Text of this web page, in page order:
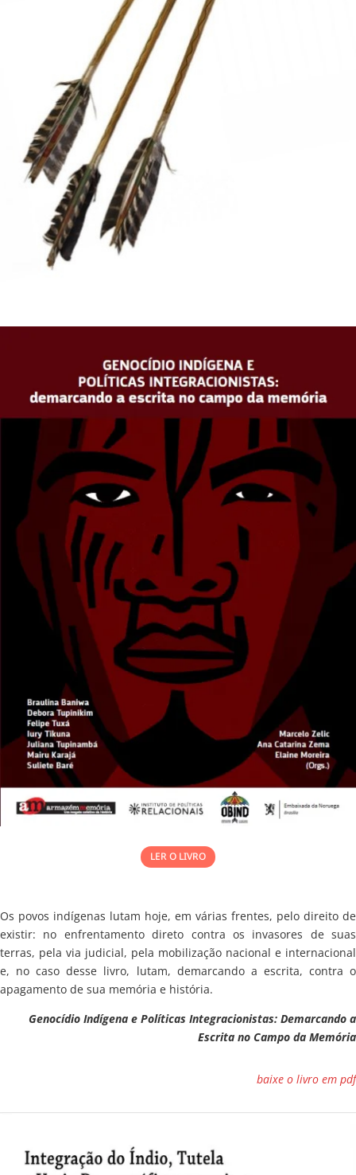
LER O LIVRO
Os povos indígenas lutam hoje, em várias frentes, pelo direito de
existir: no enfrentamento direto contra os invasores de suas
terras, pela via judicial, pela mobilização nacional e internacional
e, no caso desse livro, lutam, demarcando a escrita, contra o
apagamento de sua memória e história.
Genocídio Indígena e Políticas Integracionistas: Demarcando a
Escrita no Campo da Memória
baixe o livro em pdf